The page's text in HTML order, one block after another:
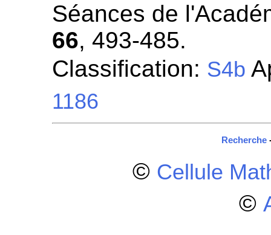
Séances de
66, 493-485.
Classification: S4b
1186
Recherche
© Cellule
©